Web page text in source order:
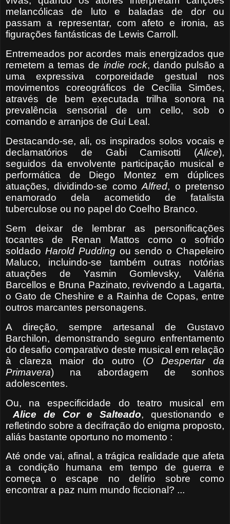
melancólicas de luto e baladas de dor ou
passam a representar, com afeto e ironia, as
figurações fantásticas de Lewis Carroll.
Entremeados por acordes mais energizados que
remetem a temas de indie rock, dando pulsão a
uma expressiva corporeidade gestual nos
movimentos coreográficos de Cecília Simões,
através de bem executada trilha sonora na
prevalência sensorial de um cello, sob o
comando e arranjos de Gui Leal.
Destacando-se, ali, os inspirados solos vocais e
declamatórios de Gabi Camisotti (Alice),
seguidos da envolvente participação musical e
performática de Diego Montez em dúplices
atuações, dividindo-se comoAlfred, o pretenso
enamorado dela acometido de fatalista
tuberculose ou no papel do Coelho Branco.
Sem deixar de lembrar as personificações
tocantes de Renan Mattos como o sofrido
soldado Harold Puddingou sendo o Chapeleiro
Maluco, incluindo-se também outras notórias
atuações de Yasmin Gomlevsky, Valéria
Barcellos e Bruna Pazinato, revivendo a Lagarta,
o Gato de Cheshire e a Rainha de Copas, entre
outros marcantes personagens.
A direção, sempre artesanal de Gustavo
Barchilon, demonstrando seguro enfrentamento
do desafio comparativo deste musical em relação
à clareza maior do outro (O Despertar da
Primavera) na abordagem de sonhos
adolescentes.
Ou, na especificidade do teatro musical em
Alice de Cor e Salteado,
questionando e
refletindo sobre a decifração do enigma proposto,
aliás bastante oportuno no momento :
Até onde vai, afinal, a trágica realidade que afeta
a condição humana em tempo de guerra e
começa o escape no delírio sobre como
encontrar a paz num mundo ficcional? ...